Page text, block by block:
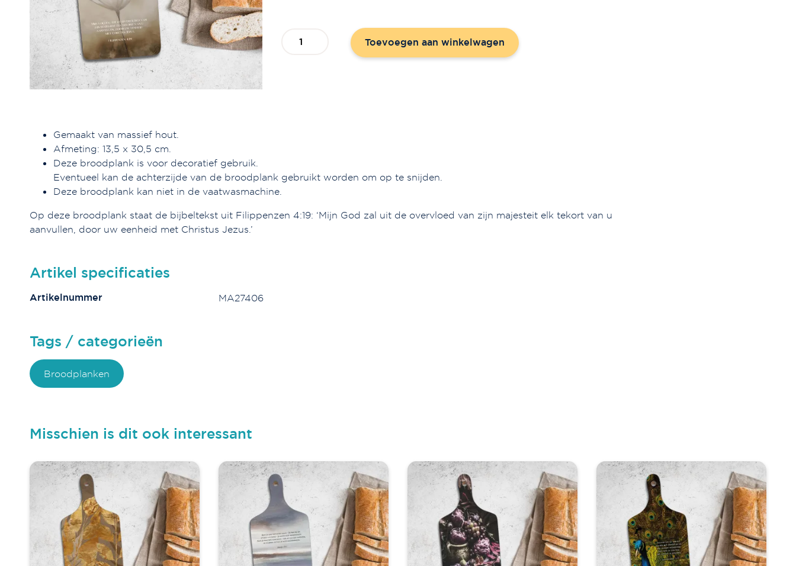
'Witte
Toevoegen aan winkelwagen
Gemaakt van massief hout.
Afmeting: 13,5 x 30,5 cm.
Deze broodplank is voor decoratief gebruik.
Eventueel kan de achterzijde van de broodplank gebruikt worden om op te snijden.
Deze broodplank kan niet in de vaatwasmachine.
Op deze broodplank staat de bijbeltekst uit Filippenzen 4:19: ‘Mijn God zal uit de overvloed van zijn majesteit elk tekort van u
aanvullen, door uw eenheid met Christus Jezus.’
Artikel specificaties
Artikelnummer MA27406
Tags / categorieën
Broodplanken
Misschien is dit ook interessant